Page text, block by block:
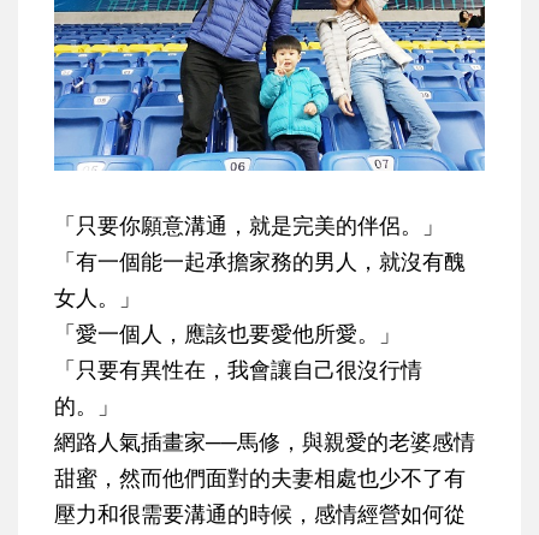
「只要你願意溝通，就是完美的伴侶。」
「有一個能一起承擔家務的男人，就沒有醜
女人。」
「愛一個人，應該也要愛他所愛。」
「只要有異性在，我會讓自己很沒行情
的。」
網路人氣插畫家──馬修，與親愛的老婆感情
甜蜜，然而他們面對的夫妻相處也少不了有
壓力和很需要溝通的時候，感情經營如何從